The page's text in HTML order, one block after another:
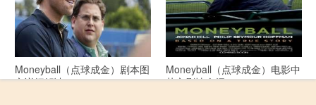
Moneyball（点球成金）剧本图
文详细解读
Moneyball（点球成金）电影中
英文剧情介绍